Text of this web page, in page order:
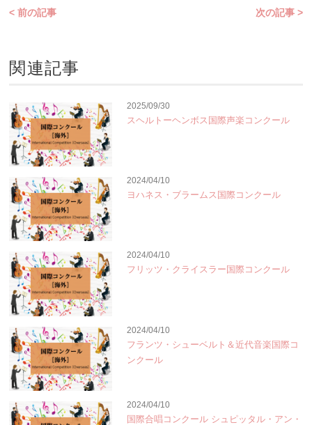
< 前の記事 次の記事 >
関連記事
2025/09/30
スヘルトーヘンボス国際声楽コンクール
2024/04/10
ヨハネス・ブラームス国際コンクール
2024/04/10
フリッツ・クライスラー国際コンクール
2024/04/10
フランツ・シューベルト＆近代音楽国際コ
ンクール
2024/04/10
国際合唱コンクール シュピッタル・アン・